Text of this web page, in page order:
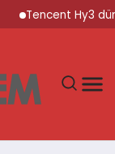
Tencent Hy3 dünya